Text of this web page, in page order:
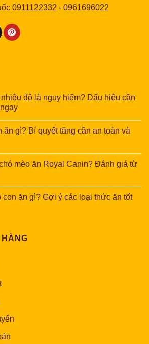
0911122332 - 0961696022
độ là nguy hiểm? Dấu hiệu cần
ăn gì? Bí quyết tăng cần an toàn và
mèo ăn Royal Canin? Đánh giá từ
con ăn gì? Gợi ý các loại thức ăn tốt